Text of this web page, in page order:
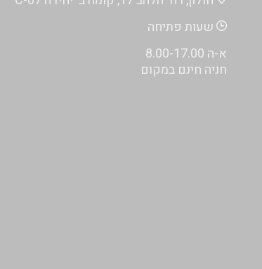
שעות פתיחה
א-ה 8.00-17.00
חניה חינם במקום